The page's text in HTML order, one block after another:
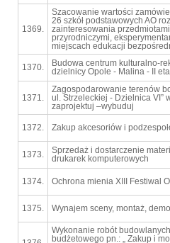
1369.
Szacowanie wartości
26 szkół podstawowych AO
zainteresowania
przyrodniczymi,
miejscach edukacji
1370.
Budowa centrum kulturalno-
dzielnicy Opole - Malina - II
1371.
Zagospodarowanie terenów
ul. Strzeleckiej - Dzielnica VI”
zaprojektuj –wybuduj
1372. Zakup akcesoriów i
1373.
Sprzedaż i dostarczenie
drukarek komputerowych
1374. Ochrona mienia XIII Festiwal
1375. Wynajem sceny, montaż,
Wykonanie robót
budżetowego pn.: „ Zakup i